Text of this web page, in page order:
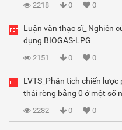
2218 0 0
Luận văn thạc sĩ_ Nghiên
dụng BIOGAS-LPG
2151 0 0
LVTS_Phân tích chiến
thải ròng bằng 0 ở một số
2282 0 0